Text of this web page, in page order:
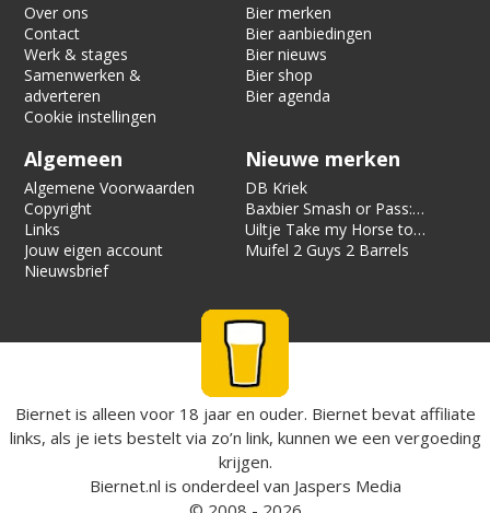
Over ons
Contact
Werk & stages
Samenwerken &
adverteren
Cookie instellingen
Bier merken
Bier aanbiedingen
Bier nieuws
Bier shop
Bier agenda
Algemeen
Algemene Voorwaarden
Copyright
Links
Jouw eigen account
Nieuwsbrief
Nieuwe merken
DB Kriek
Baxbier Smash or Pass:
Strata
Uiltje Take my Horse to
the Hotel Room
Muifel 2 Guys 2 Barrels
Biernet is alleen voor 18 jaar en ouder. Biernet bevat affiliate
links, als je iets bestelt via zo’n link, kunnen we een vergoeding
krijgen.
Biernet.nl is onderdeel van Jaspers Media